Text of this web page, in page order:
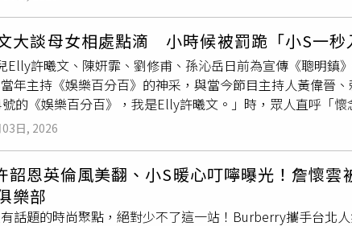
站在夕陽西下的海邊，感受悠閒又浪漫的夏日時光。
未被看見的人生。電影雖然描寫性暴力、家庭暴力、宗教控
幻光影，形成強烈反差。長久允透露，這樣的視覺設計，
開心分享剛買的新飾品或小東西，那份單純的喜悅讓他意
或許在他們眼中，就連腳下的柏油路，都閃閃發光。」因
過青春、幻想與色彩，呈現這群年輕人眼中的世界。女主
／光年映畫提供）為了避免社會議題淪為娛樂消費，《炎
中的服裝、美術與生活細節，都盡可能還原實際採訪時所
言自由發揮。他強調，希望作品始終對受訪者保持最大的
那些真實存在的人生。跟長久允導演首次合作的森七菜，
長於極端宗教家庭的少女「樹理惠」，不僅背負難以抹滅
真實詮釋角色，劇組特別邀請口吃者分享親身經驗，讓森
與愛心傳承；看到兒子欣然接受並從中學習，讓郭子乾欣慰
捲起衣袖幫忙，覺得兒子真的長大了，很感動！」面對目前
乾坦言自己其實早已破除「養兒防老」的迷思，更把自身
也不想去干擾兒女作息，所以我很注重養身，也都保持健
更透露自己的養老計劃就是「靠自己」，笑說：「現在沒
郭德君（左）深入偏鄉探訪獨居長輩，親自送上關懷物資
益首次合作，彼此都非常珍惜這個難得的父子同框機會；
，對於兒子的事業也給予無限支持及自由空間，更表示：「
怕累，平平安安、快快樂樂過生活最重要。」郭德君透露私
，郭德君透露父親雖然忙碌常不在家，但都會看自己演的
是爸爸看到我演
非常受用！」父親節將至，提起印象中最難忘的一次過節
大談母女相處點滴 小時候被罰跪「小S一秒
Elly許曦文、陳姸霏、劉修甫、孫沁岳日前為宣傳《聰明鎮
年主持《娛樂百分百》的神采，與當今節目主持人黃偉晉
的《娛樂百分百》，我是Elly許曦文。」時，眾人直呼「
來到媽媽以前的位子，覺得很神奇，也有點小緊張。」當
時，許曦文也說小時候和妹妹都太欠揍，小S便直接叫她們
媽媽』，然後大落淚。」身為長女的許曦文能理解媽媽當下的
甫、孫沁岳日前為宣傳《聰明鎮》登上《娛樂百分百》。
吵架，但媽媽還是不時會演出當年的狀況給我們看。」陳
，長大後則是透過寫紙條或傳訊息溝通，「雖然媽媽不會
日, 2026
韶恩英倫風美翻、小S暖心叮嚀曝光！詹懷
樂部
話題的時尚聚點，絕對少不了這一站！Burberry攜手台北